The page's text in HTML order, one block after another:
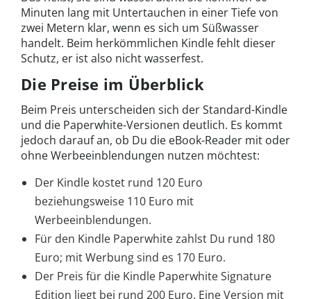
Minuten lang mit Untertauchen in einer Tiefe von
zwei Metern klar, wenn es sich um Süßwasser
handelt. Beim herkömmlichen Kindle fehlt dieser
Schutz, er ist also nicht wasserfest.
Die Preise im Überblick
Beim Preis unterscheiden sich der Standard-Kindle
und die Paperwhite-Versionen deutlich. Es kommt
jedoch darauf an, ob Du die eBook-Reader mit oder
ohne Werbeeinblendungen nutzen möchtest:
Der Kindle kostet rund 120 Euro
beziehungsweise 110 Euro mit
Werbeeinblendungen.
Für den Kindle Paperwhite zahlst Du rund 180
Euro; mit Werbung sind es 170 Euro.
Der Preis für die Kindle Paperwhite Signature
Edition liegt bei rund 200 Euro. Eine Version mit